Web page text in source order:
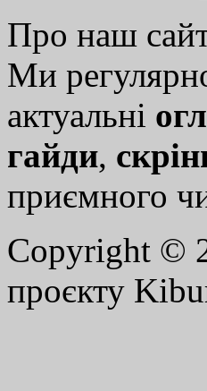
Про наш
Ми
актуальні
гайди,
приємного
Copyright ©
проєкту